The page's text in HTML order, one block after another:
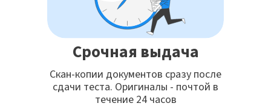
Срочная выдача
Скан-копии документов сразу после
сдачи теста. Оригиналы - почтой в
течение 24 часов